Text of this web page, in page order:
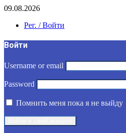
09.08.2026
Рег. / Войти
Войти
Username or email
Password
Помнить меня пока я не выйду